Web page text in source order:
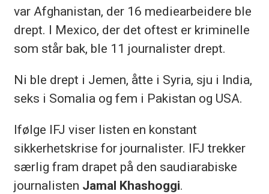
var Afghanistan, der 16 mediearbeidere ble
drept. I Mexico, der det oftest er kriminelle
som står bak, ble 11 journalister drept.
Ni ble drept i Jemen, åtte i Syria, sju i India,
seks i Somalia og fem i Pakistan og USA.
Ifølge IFJ viser listen en konstant
sikkerhetskrise for journalister. IFJ trekker
særlig fram drapet på den saudiarabiske
journalisten Jamal Khashoggi.